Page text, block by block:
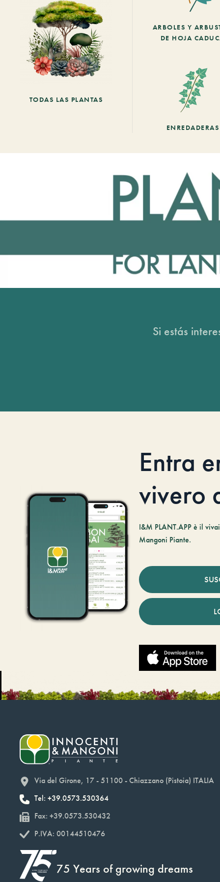
TODAS LAS PLANTAS
ARBOLES Y
DE HOJA
ENREDADERAS
Si estás
Entra
vivero
I&M PLANT.APP è il
Mangoni Piante.
Via del Girone, 17 - 51100 - Chiazzano (Pistoia) ITALIA
Tel: +39.0573.530364
Fax: +39.0573.530432
P.IVA: 00144510476
75 Years of growing dreams